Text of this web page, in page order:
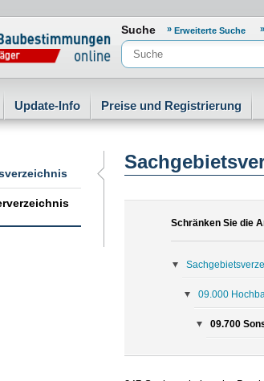
Barrierefreiheit
Suche Erweiterte Suche
Update-Info Preise und Registrierung
Schränken Sie die
09.000
09.700